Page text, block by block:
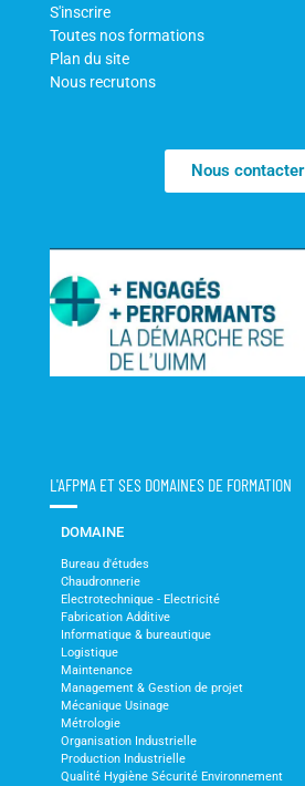
S'inscrire
Toutes nos formations
Plan du site
Nous recrutons
Nous contacter
L'AFPMA ET SES DOMAINES DE FORMATION
DOMAINE
Bureau d'études
Chaudronnerie
Electrotechnique - Electricité
Fabrication Additive
Informatique & bureautique
Logistique
Maintenance
Management & Gestion de projet
Mécanique Usinage
Métrologie
Organisation Industrielle
Production Industrielle
Qualité Hygiène Sécurité Environnement